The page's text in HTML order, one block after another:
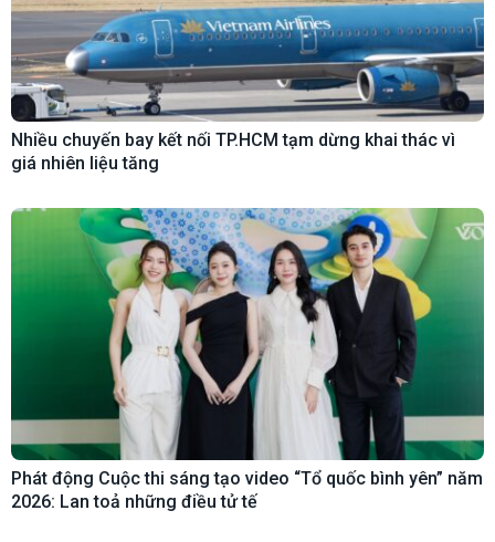
Nhiều chuyến bay kết nối TP.HCM tạm dừng khai thác vì
giá nhiên liệu tăng
Phát động Cuộc thi sáng tạo video “Tổ quốc bình yên” năm
2026: Lan toả những điều tử tế